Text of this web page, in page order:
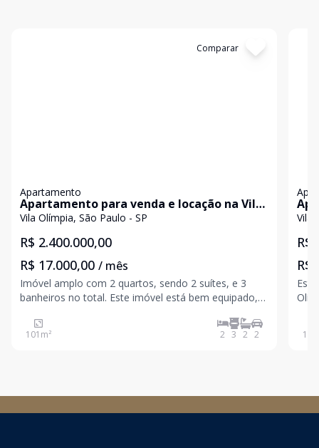
Comparar
Apartamento
Apartamento para venda e locação na Vila
Olímpia
Vila Olímpia, São Paulo - SP
R$ 2.400.000,00
R$ 17.000,00 / mês
Imóvel amplo com 2 quartos, sendo 2 suítes, e 3
banheiros no total. Este imóvel está bem equipado, é
condomínio é bem equipado com diversas
instalações, apropriado para quem busca lazer sem
101 m² 2 3 2 2
Vila
R$
R$
125